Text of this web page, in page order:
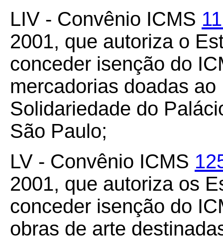
LIV - Convênio ICMS
2001, que autoriza o
conceder isenção do
mercadorias doadas
Solidariedade do
São Paulo;
LV - Convênio ICMS
2001, que autoriza os
conceder isenção do
obras de arte